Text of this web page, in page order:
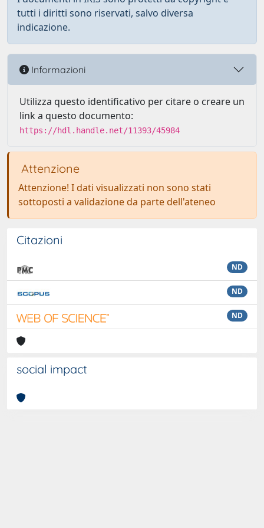
tutti i diritti sono riservati, salvo diversa
indicazione.
Informazioni
Utilizza questo identificativo per citare o creare un
link a questo documento:
https://hdl.handle.net/11393/45984
Attenzione
Attenzione! I dati visualizzati non sono stati
sottoposti a validazione da parte dell'ateneo
Citazioni
ND
ND
ND
social impact